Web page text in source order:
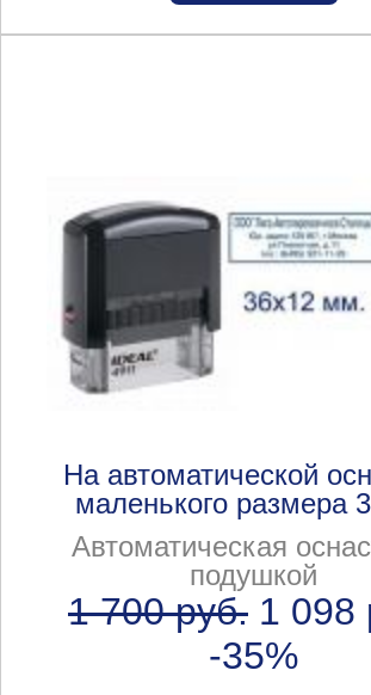
На автоматической
маленького размера
Автоматическая
подушкой
1 700 руб. 1 098
-35%